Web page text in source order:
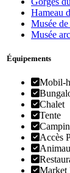
Hameau
Musée
Musée
Équipements
Mobil-
Chalet
Tente
Accès
Market